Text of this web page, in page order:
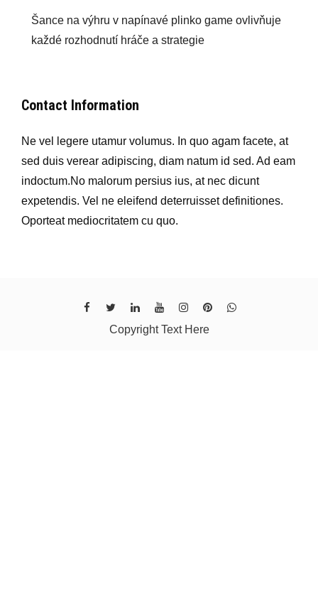
Šance na výhru v napínavé plinko game ovlivňuje
každé rozhodnutí hráče a strategie
Contact Information
Ne vel legere utamur volumus. In quo agam facete, at
sed duis verear adipiscing, diam natum id sed. Ad eam
indoctum.No malorum persius ius, at nec dicunt
expetendis. Vel ne eleifend deterruisset definitiones.
Oporteat mediocritatem cu quo.
Copyright Text Here